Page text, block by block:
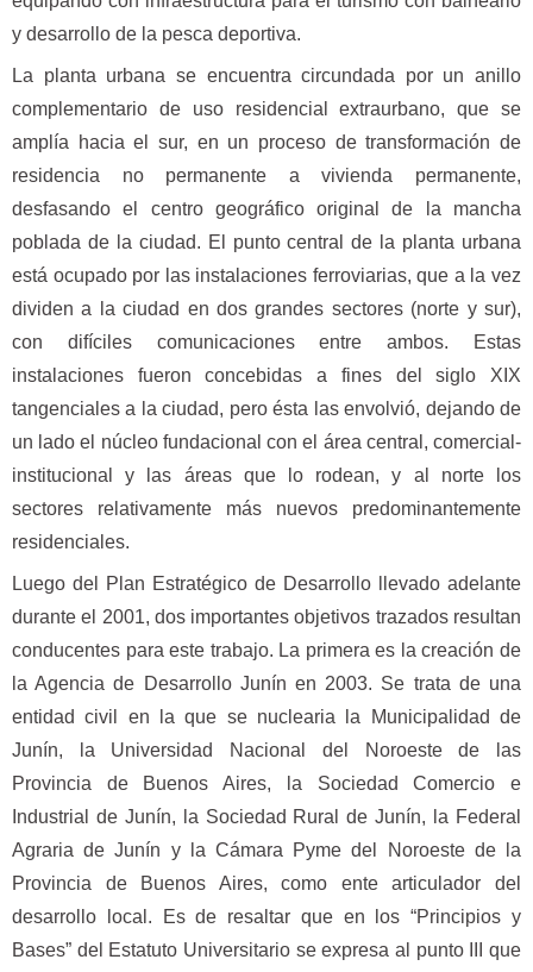
y desarrollo de la pesca deportiva.
La planta urbana se encuentra circundada por un anillo
complementario de uso residencial extraurbano, que se
amplía hacia el sur, en un proceso de transformación de
residencia no permanente a vivienda permanente,
desfasando el centro geográfico original de la mancha
poblada de la ciudad. El punto central de la planta urbana
está ocupado por las instalaciones ferroviarias, que a la vez
dividen a la ciudad en dos grandes sectores (norte y sur),
con difíciles comunicaciones entre ambos. Estas
instalaciones fueron concebidas a fines del siglo XIX
tangenciales a la ciudad, pero ésta las envolvió, dejando de
un lado el núcleo fundacional con el área central, comercial-
institucional y las áreas que lo rodean, y al norte los
sectores relativamente más nuevos predominantemente
residenciales.
Luego del Plan Estratégico de Desarrollo llevado adelante
durante el 2001, dos importantes objetivos trazados resultan
conducentes para este trabajo. La primera es la creación de
la Agencia de Desarrollo Junín en 2003. Se trata de una
entidad civil en la que se nuclearia la Municipalidad de
Junín, la Universidad Nacional del Noroeste de las
Provincia de Buenos Aires, la Sociedad Comercio e
Industrial de Junín, la Sociedad Rural de Junín, la Federal
Agraria de Junín y la Cámara Pyme del Noroeste de la
Provincia de Buenos Aires, como ente articulador del
desarrollo local. Es de resaltar que en los “Principios y
Bases” del Estatuto Universitario se expresa al punto III que